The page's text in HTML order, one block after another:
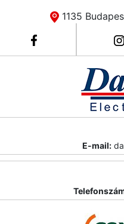
1135
E-mail: